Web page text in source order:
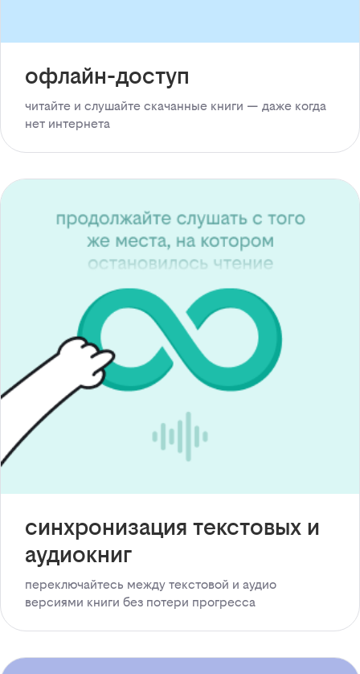
офлайн-доступ
читайте и слушайте скачанные книги — даже когда
нет интернета
синхронизация текстовых и
аудиокниг
переключайтесь между текстовой и аудио
версиями книги без потери прогресса